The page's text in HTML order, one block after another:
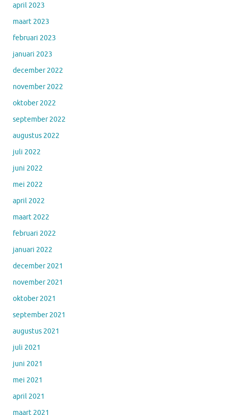
april 2023
maart 2023
februari 2023
januari 2023
december 2022
november 2022
oktober 2022
september 2022
augustus 2022
juli 2022
juni 2022
mei 2022
april 2022
maart 2022
februari 2022
januari 2022
december 2021
november 2021
oktober 2021
september 2021
augustus 2021
juli 2021
juni 2021
mei 2021
april 2021
maart 2021